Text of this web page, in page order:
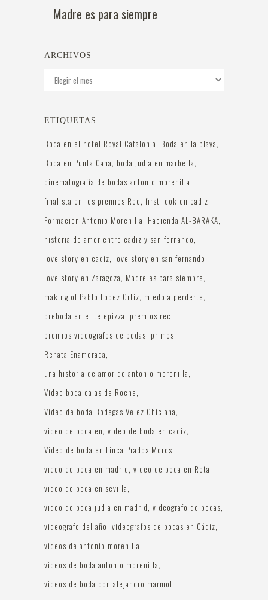
Madre es para siempre
ARCHIVOS
Archivos
ETIQUETAS
Boda en el hotel Royal Catalonia Boda en la playa
Boda en Punta Cana boda judia en marbella
cinematografía de bodas antonio morenilla
finalista en los premios Rec first look en cadiz
Formacion Antonio Morenilla Hacienda AL-BARAKA
historia de amor entre cadiz y san fernando
love story en cadiz love story en san fernando
love story en Zaragoza Madre es para siempre
making of Pablo Lopez Ortiz miedo a perderte
preboda en el telepizza premios rec
premios videografos de bodas primos
Renata Enamorada
una historia de amor de antonio morenilla
Video boda calas de Roche
Video de boda Bodegas Vélez Chiclana
video de boda en video de boda en cadiz
Video de boda en Finca Prados Moros
video de boda en madrid video de boda en Rota
video de boda en sevilla
video de boda judia en madrid videografo de bodas
videografo del año videografos de bodas en Cádiz
videos de antonio morenilla
videos de boda antonio morenilla
videos de boda con alejandro marmol